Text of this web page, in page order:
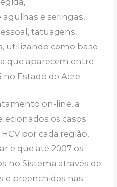
e seringas,
tatuagens,
utilizando como base
que aparecem entre
no Estado do Acre.
on-line, a
os casos
por cada região,
e que até 2007 os
no Sistema através de
e preenchidos nas